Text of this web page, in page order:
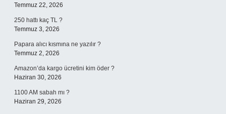
Temmuz 22, 2026
250 hattı kaç TL ?
Temmuz 3, 2026
Papara alıcı kısmına ne yazılır ?
Temmuz 2, 2026
Amazon’da kargo ücretini kim öder ?
Haziran 30, 2026
1100 AM sabah mı ?
Haziran 29, 2026